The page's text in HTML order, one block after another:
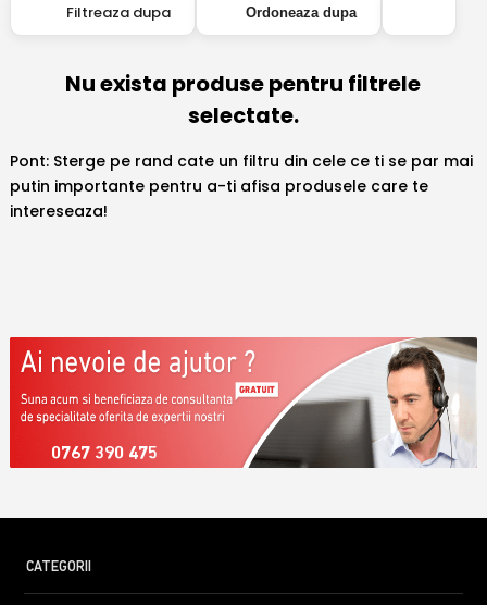
Filtreaza dupa Ordoneaza dupa
Nu exista produse pentru filtrele
selectate.
Pont: Sterge pe rand cate un filtru din cele ce ti se par mai
putin importante pentru a-ti afisa produsele care te
intereseaza!
0767 390 475
CATEGORII